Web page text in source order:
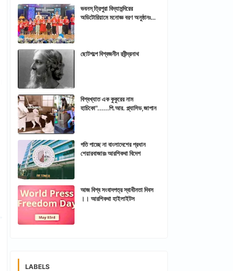
ভবনস্ ত্রিপুরা বিদ্যামন্দিরের
অডিটোরিয়ামে মনোজ্ঞ বরণ অনুষ্ঠানঃ
ছোটগল্পে বিশ্বজনীন রবীন্দ্রনাথ
বিশ্বখ্যাত এক কুকুরের নাম
হাচিকো"......পি.আর. প্ল্যাসিড,জাপান
গতি পাচ্ছে না বাংলাদেশের প্রধান
শেয়ারবাজারঃ আরশিকথা বিদেশ
আজ বিশ্ব সংবাদপত্র স্বাধীনতা দিবস
।। আরশিকথা হাইলাইটস
LABELS